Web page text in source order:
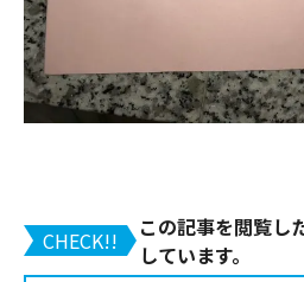
CHECK!!
この記事を閲覧し
しています。